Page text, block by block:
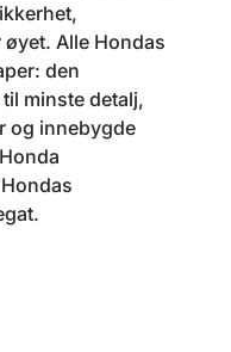
Alle Hondas
den
minste detalj,
og innebygde